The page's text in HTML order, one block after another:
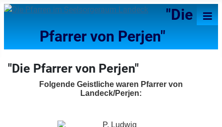
"Die
Pfarrer von Perjen"
≡
"Die Pfarrer von Perjen"
Folgende Geistliche waren Pfarrer von
Landeck/Perjen: